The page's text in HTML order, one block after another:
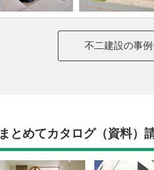
不二建設の事
まとめてカタログ（資料）